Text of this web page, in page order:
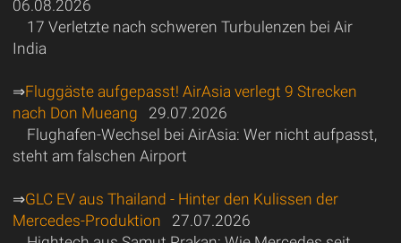
06.08.2026
17 Verletzte nach schweren Turbulenzen bei Air
India
⇒Fluggäste aufgepasst! AirAsia verlegt 9 Strecken
nach Don Mueang 29.07.2026
Flughafen-Wechsel bei AirAsia: Wer nicht aufpasst,
steht am falschen Airport
⇒GLC EV aus Thailand - Hinter den Kulissen der
Mercedes-Produktion 27.07.2026